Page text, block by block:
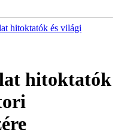
hitoktatók és világi
hitoktatók